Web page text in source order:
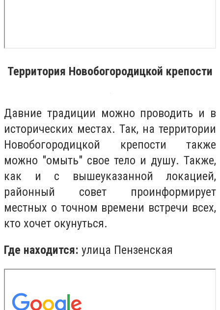
Территория Новобогородицкой крепости
Давние традиции можно проводить и в
исторических местах. Так, на территории
Новобогородицкой крепости также
можно "омыть" свое тело и душу. Также,
как и с вышеуказанной локацией,
районный совет проинформирует
местных о точном времени встречи всех,
кто хочет окунуться.
Где находится: улица Пензенская